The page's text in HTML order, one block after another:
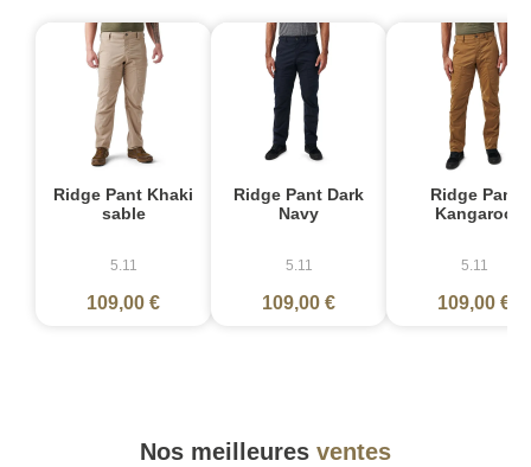
Ridge Pant Khaki
sable
5.11
109,00 €
Ridge Pant Dark
Navy
5.11
109,00 €
Ridge Pant
Kangaroo
5.11
109,00 €
Nos meilleures ventes